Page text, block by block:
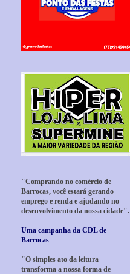
"Comprando no comércio de
Barrocas, você estará gerando
emprego e renda e ajudando no
desenvolvimento da nossa cidade".
Uma campanha da CDL de
Barrocas
"O simples ato da leitura
transforma a nossa forma de